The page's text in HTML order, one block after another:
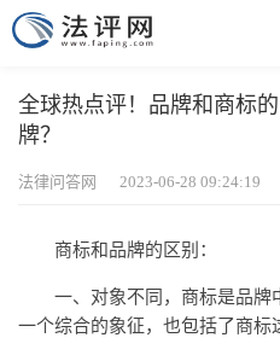
全球热点评！品牌和商标
牌？
法律问答网 2023-06-28 09:24:19
商标和品牌的区别：
一、对象不同，商标是品牌
一个综合的象征，也包括了商标